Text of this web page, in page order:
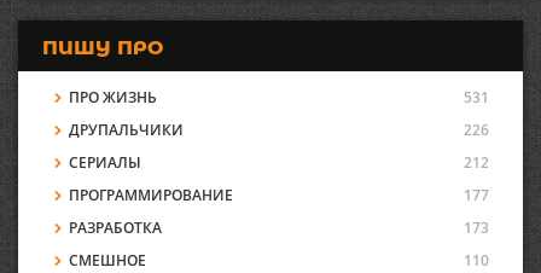
ПИШУ ПРО
ПРО ЖИЗНЬ
531
ДРУПАЛЬЧИКИ
226
СЕРИАЛЫ
212
ПРОГРАММИРОВАНИЕ
177
РАЗРАБОТКА
173
СМЕШНОЕ
110